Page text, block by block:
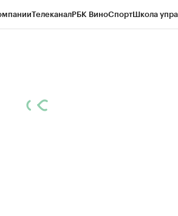
ТелеканалРБК ВиноСпортШкола